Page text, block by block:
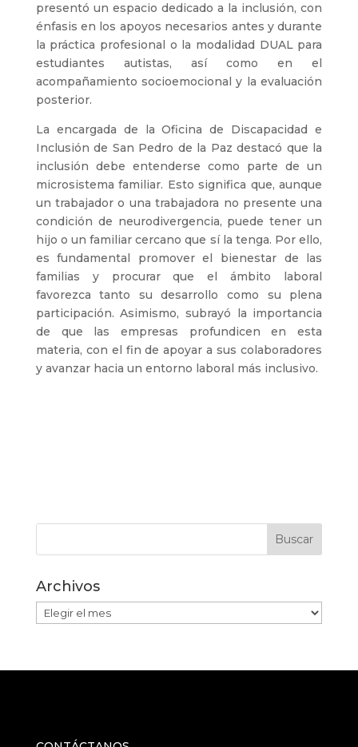
presentó un espacio dedicado a la inclusión, con
énfasis en los apoyos necesarios antes y durante
la práctica profesional o la modalidad DUAL para
estudiantes autistas, así como en el
acompañamiento socioemocional y la evaluación
posterior.
La encargada de la Oficina de Discapacidad e
Inclusión de San Pedro de la Paz destacó que la
inclusión debe entenderse como parte de un
microsistema familiar. Esto significa que, aunque
un trabajador o una trabajadora no presente una
condición de neurodivergencia, puede tener un
hijo o un familiar cercano que sí la tenga. Por ello,
es fundamental promover el bienestar de las
familias y procurar que el ámbito laboral
favorezca tanto su desarrollo como su plena
participación. Asimismo, subrayó la importancia
de que las empresas profundicen en esta
materia, con el fin de apoyar a sus colaboradores
y avanzar hacia un entorno laboral más inclusivo.
Archivos
Archivos